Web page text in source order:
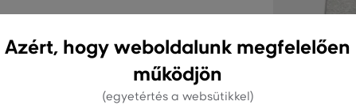
Azért, hogy weboldalunk megfelelően
működjön
(egyetértés a websütikkel)